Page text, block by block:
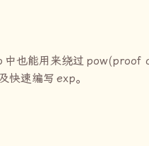
中也能用来绕过 pow(proof
快速编写 exp。